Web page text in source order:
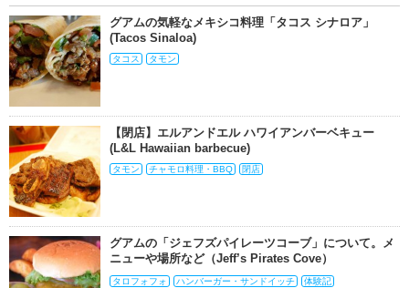
グアムの気軽なメキシコ料理「タコス シナロア」
(Tacos Sinaloa)
タコス タモン
【閉店】エルアンドエル ハワイアンバーベキュー
(L&L Hawaiian barbecue)
タモン チャモロ料理・BBQ 閉店
グアムの「ジェフズパイレーツコーブ」について。メ
ニューや場所など（Jeff’s Pirates Cove）
タロフォフォ ハンバーガー・サンドイッチ 体験記